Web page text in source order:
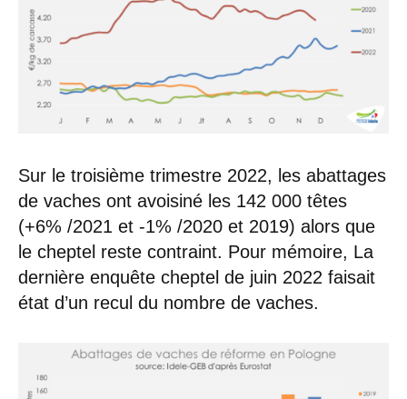
Sur le troisième trimestre 2022, les abattages
de vaches ont avoisiné les 142 000 têtes
(+6% /2021 et -1% /2020 et 2019) alors que
le cheptel reste contraint. Pour mémoire, La
dernière enquête cheptel de juin 2022 faisait
état d’un recul du nombre de vaches.